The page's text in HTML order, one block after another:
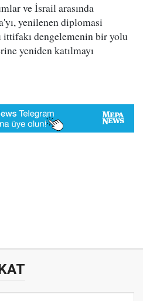
ve İsrail arasında
yenilenen diplomasi
dengelemenin bir yolu
yeniden katılmayı